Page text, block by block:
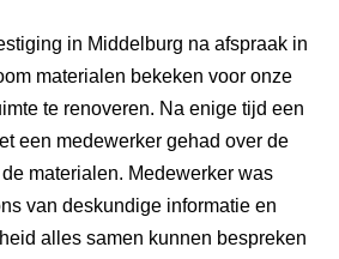
in Middelburg na afspraak in
materialen bekeken voor onze
te renoveren. Na enige tijd een
een medewerker gehad over de
materialen. Medewerker was
van deskundige informatie en
alles samen kunnen bespreken